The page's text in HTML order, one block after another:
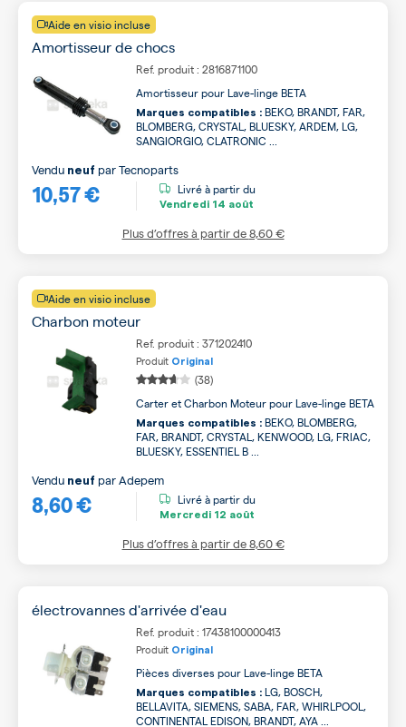
Aide en visio incluse
Amortisseur de chocs
Ref. produit : 2816871100
Amortisseur pour Lave-linge BETA
Marques compatibles : BEKO, BRANDT, FAR,
BLOMBERG, CRYSTAL, BLUESKY, ARDEM, LG,
SANGIORGIO, CLATRONIC ...
10,57 €
Vendu neuf parTecnoparts
Livré à partir du
Vendredi 14 août
Plus d’offres à partir de8,60 €
Aide en visio incluse
Charbon moteur
Ref. produit : 371202410
Produit Original
(38)
Carter et Charbon Moteur pour Lave-linge BETA
Marques compatibles : BEKO, BLOMBERG,
FAR, BRANDT, CRYSTAL, KENWOOD, LG, FRIAC,
BLUESKY, ESSENTIEL B ...
8,60 €
Vendu neuf parAdepem
Livré à partir du
Mercredi 12 août
Plus d’offres à partir de8,60 €
électrovannes d'arrivée d'eau
Ref. produit : 17438100000413
Produit Original
Pièces diverses pour Lave-linge BETA
Marques compatibles : LG, BOSCH,
BELLAVITA, SIEMENS, SABA, FAR, WHIRLPOOL,
CONTINENTAL EDISON, BRANDT, AYA ...